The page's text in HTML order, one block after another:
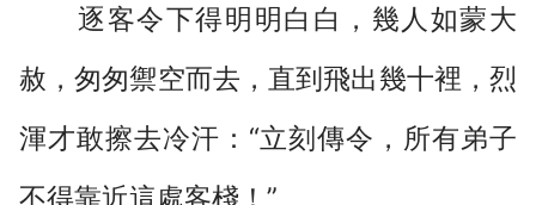
逐客令下得明明白白，幾人如蒙大
赦，匆匆禦空而去，直到飛出幾十裡，烈
渾才敢擦去冷汗：“立刻傳令，所有弟子
不得靠近這處客棧！”